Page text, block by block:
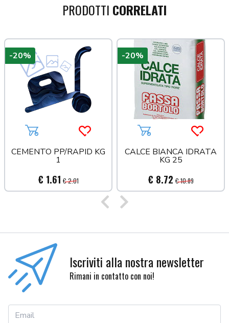
PRODOTTI CORRELATI
più tardiAggiungi al carrelloAcquista più tardi
CEMENTO PP/RAPID KG
1
€ 1.61 € 2.01
-20%
Aggiungi al carrello
CALCE BIANCA IDRATA
KG 25
€ 8.72 € 10.89
-20%
Iscriviti alla nostra newsletter
Rimani in contatto con noi!